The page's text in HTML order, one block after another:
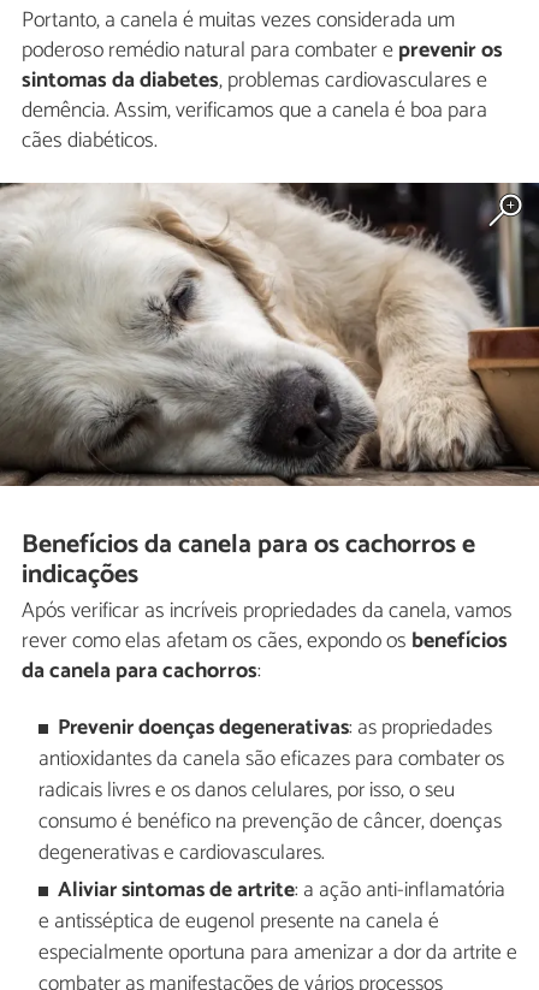
Portanto, a canela é muitas vezes considerada um
poderoso remédio natural para combater eprevenir os
sintomas da diabetes, problemas cardiovasculares e
demência. Assim, verificamos que a canela é boa para
cães diabéticos.
Benefícios da canela para os cachorros e
indicações
Após verificar as incríveis ​​propriedades da canela, vamos
rever como elas afetam os cães, expondo os benefícios
da canela para cachorros:
Prevenir doenças degenerativas: as propriedades
antioxidantes da canela são eficazes para combater os
radicais livres e os danos celulares, por isso, o seu
consumo é benéfico na prevenção de câncer, doenças
degenerativas e cardiovasculares.
Aliviar sintomas de artrite: a ação anti-inflamatória
e antisséptica de eugenol presente na canela é
especialmente oportuna para amenizar a dor da artrite e